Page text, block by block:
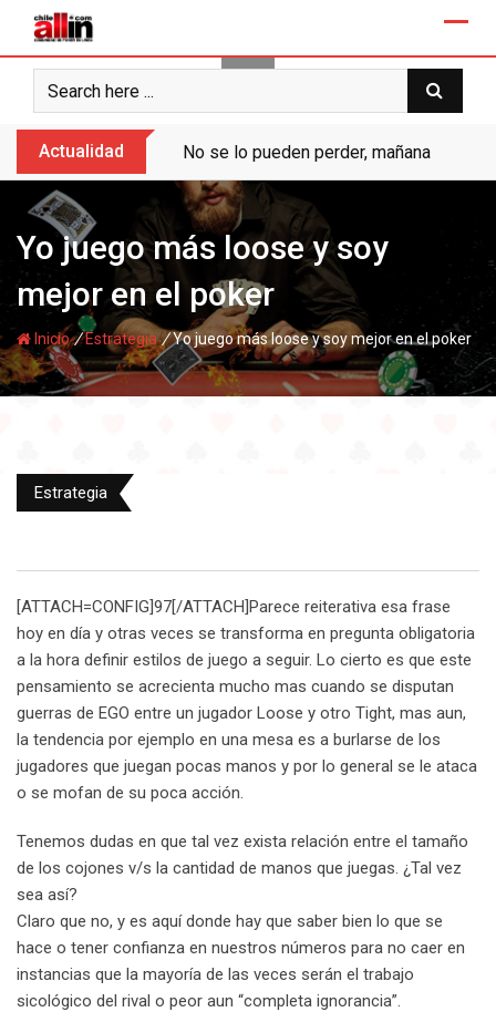
content
Actualidad No se lo pueden perder, mañana “Ases
Yo juego más loose y soy
mejor en el poker
Inicio/Estrategia/Yo juego más loose y soy mejor en el poker
Estrategia
[ATTACH=CONFIG]97[/ATTACH]Parece reiterativa esa frase
hoy en día y otras veces se transforma en pregunta obligatoria
a la hora definir estilos de juego a seguir. Lo cierto es que este
pensamiento se acrecienta mucho mas cuando se disputan
guerras de EGO entre un jugador Loose y otro Tight, mas aun,
la tendencia por ejemplo en una mesa es a burlarse de los
jugadores que juegan pocas manos y por lo general se le ataca
o se mofan de su poca acción.
Tenemos dudas en que tal vez exista relación entre el tamaño
de los cojones v/s la cantidad de manos que juegas. ¿Tal vez
sea así?
Claro que no, y es aquí donde hay que saber bien lo que se
hace o tener confianza en nuestros números para no caer en
instancias que la mayoría de las veces serán el trabajo
sicológico del rival o peor aun “completa ignorancia”.